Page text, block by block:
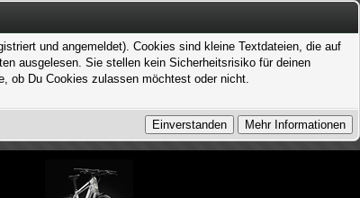
und angemeldet). Cookies sind kleine Textdateien, die auf
ausgelesen. Sie stellen kein Sicherheitsrisiko für deinen
ob Du Cookies zulassen möchtest oder nicht.